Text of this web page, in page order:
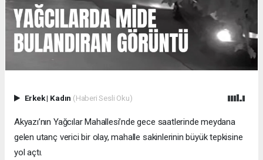
Erkek| Kadın (Haberi Sesli Oku)
Akyazı’nın Yağcılar Mahallesi’nde gece saatlerinde meydana
gelen utanç verici bir olay, mahalle sakinlerinin büyük tepkisine
yol açtı.